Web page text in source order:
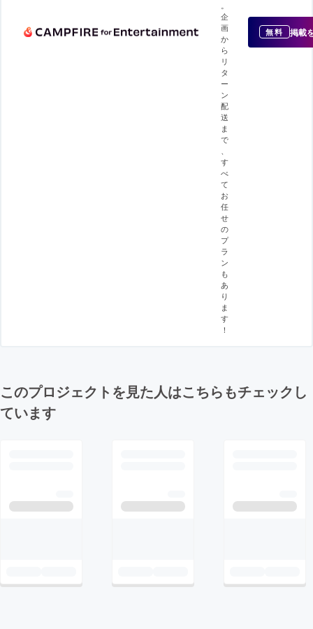
企
画
か
ら
リ
タ
ー
ン
配
送
ま
で
す
べ
て
お
任
せ
の
プ
ラ
ン
も
あ
り
ま
す
！
無料 掲載
このプロジェクトを見た人はこちらもチェックし
ています